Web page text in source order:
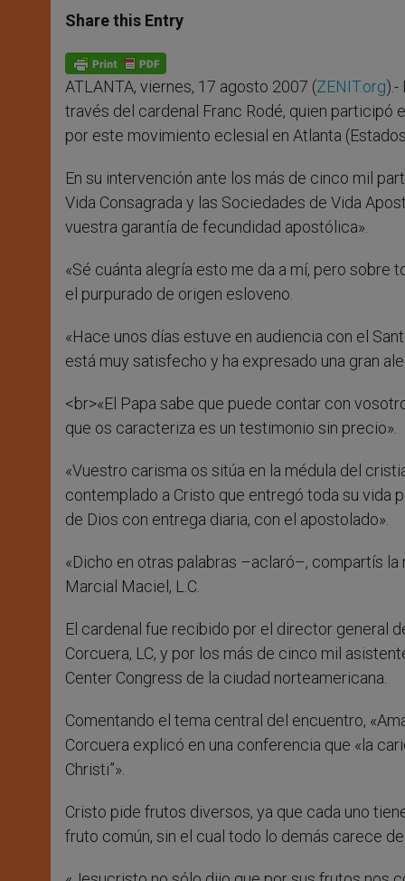
t
s
p
p
s
e
g
e
r
e
b
o
k
Share this Entry
ATLANTA, viernes, 17 agosto 2007 (ZENIT.org).-
través del cardenal Franc Rodé, quien participó
por este movimiento eclesial en Atlanta
En su intervención ante los más de cinco mil
Vida Consagrada y las Sociedades de Vida
vuestra garantía de fecundidad apostólica».
«Sé cuánta alegría esto me da a mí, pero sobre
el purpurado de origen esloveno.
«Hace unos días estuve en audiencia con el
está muy satisfecho y ha expresado una gran
<br>«El Papa sabe que puede contar con
que os caracteriza es un testimonio sin precio».
«Vuestro carisma os sitúa en la médula del
contemplado a Cristo que entregó toda su vida
de Dios con entrega diaria, con el apostolado».
«Dicho en otras palabras –aclaró–, compartís
Marcial Maciel, L.C.
El cardenal fue recibido por el director general
Corcuera, LC, y por los más de cinco mil
Center Congress de la ciudad norteamericana.
Comentando el tema central del encuentro,
Corcuera explicó en una conferencia que «la
Christi”».
Cristo pide frutos diversos, ya que cada uno
fruto común, sin el cual todo lo demás carece